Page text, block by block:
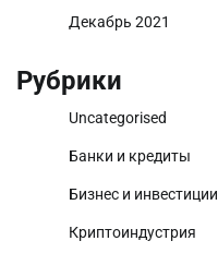
Декабрь 2021
Рубрики
Uncategorised
Банки и кредиты
Бизнес и инвестиции
Криптоиндустрия